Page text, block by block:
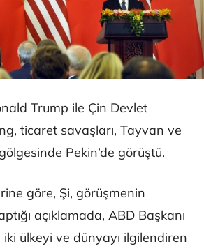
Trump ile Çin Devlet
ticaret savaşları, Tayvan ve
Pekin’de görüştü.
göre, Şi, görüşmenin
açıklamada, ABD Başkanı
iki ülkeyi ve dünyayı ilgilendiren